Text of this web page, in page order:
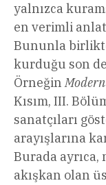
yalnızca
en verimli
Bununla
kurduğu son
Örneğin
Kısım, III.
sanatçıları
arayışlarına
Burada ayrıca,
akışkan olan